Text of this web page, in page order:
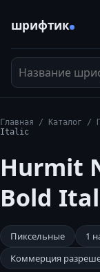
шрифтик
Название
Главная / Каталог /
Italic
Hurmit
Bold
Пиксельные 1
Коммерция